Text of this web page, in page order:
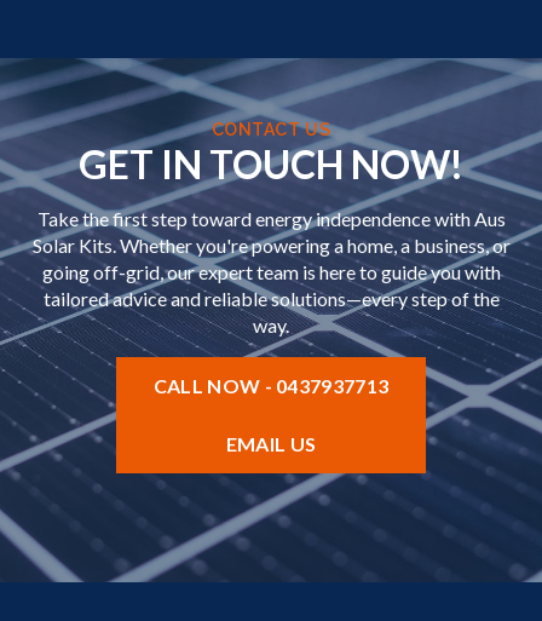
CONTACT US
GET IN TOUCH NOW!
Take the first step toward energy independence with Aus
Solar Kits. Whether you're powering a home, a business, or
going off-grid, our expert team is here to guide you with
tailored advice and reliable solutions—every step of the
way.
CALL NOW - 0437937713
EMAIL US